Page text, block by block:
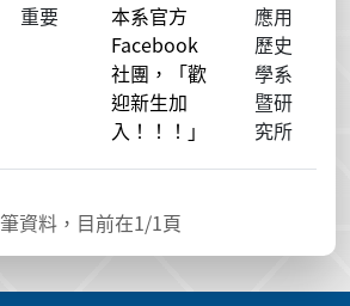
重要
本系官方
Facebook
社團，「歡
迎新生加
入！！！」
應用
歷史
學系
暨研
究所
筆資料，目前在1/1頁